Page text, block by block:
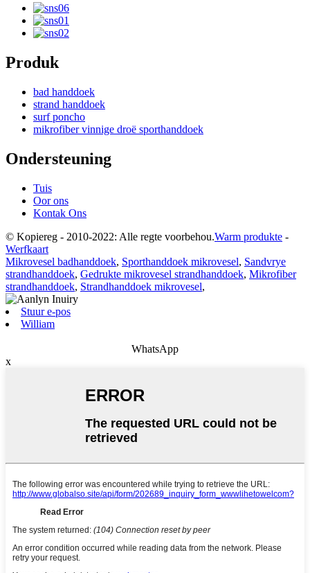
Produk
bad handdoek
strand handdoek
surf poncho
mikrofiber vinnige droë sporthanddoek
Ondersteuning
Tuis
Oor ons
Kontak Ons
© Kopiereg - 2010-2022: Alle regte voorbehou.Warm produkte -
Werfkaart
Mikrovesel badhanddoek, Sporthanddoek mikrovesel, Sandvrye
strandhanddoek, Gedrukte mikrovesel strandhanddoek, Mikrofiber
strandhanddoek, Strandhanddoek mikrovesel,
Stuur e-pos
William
WhatsApp
x